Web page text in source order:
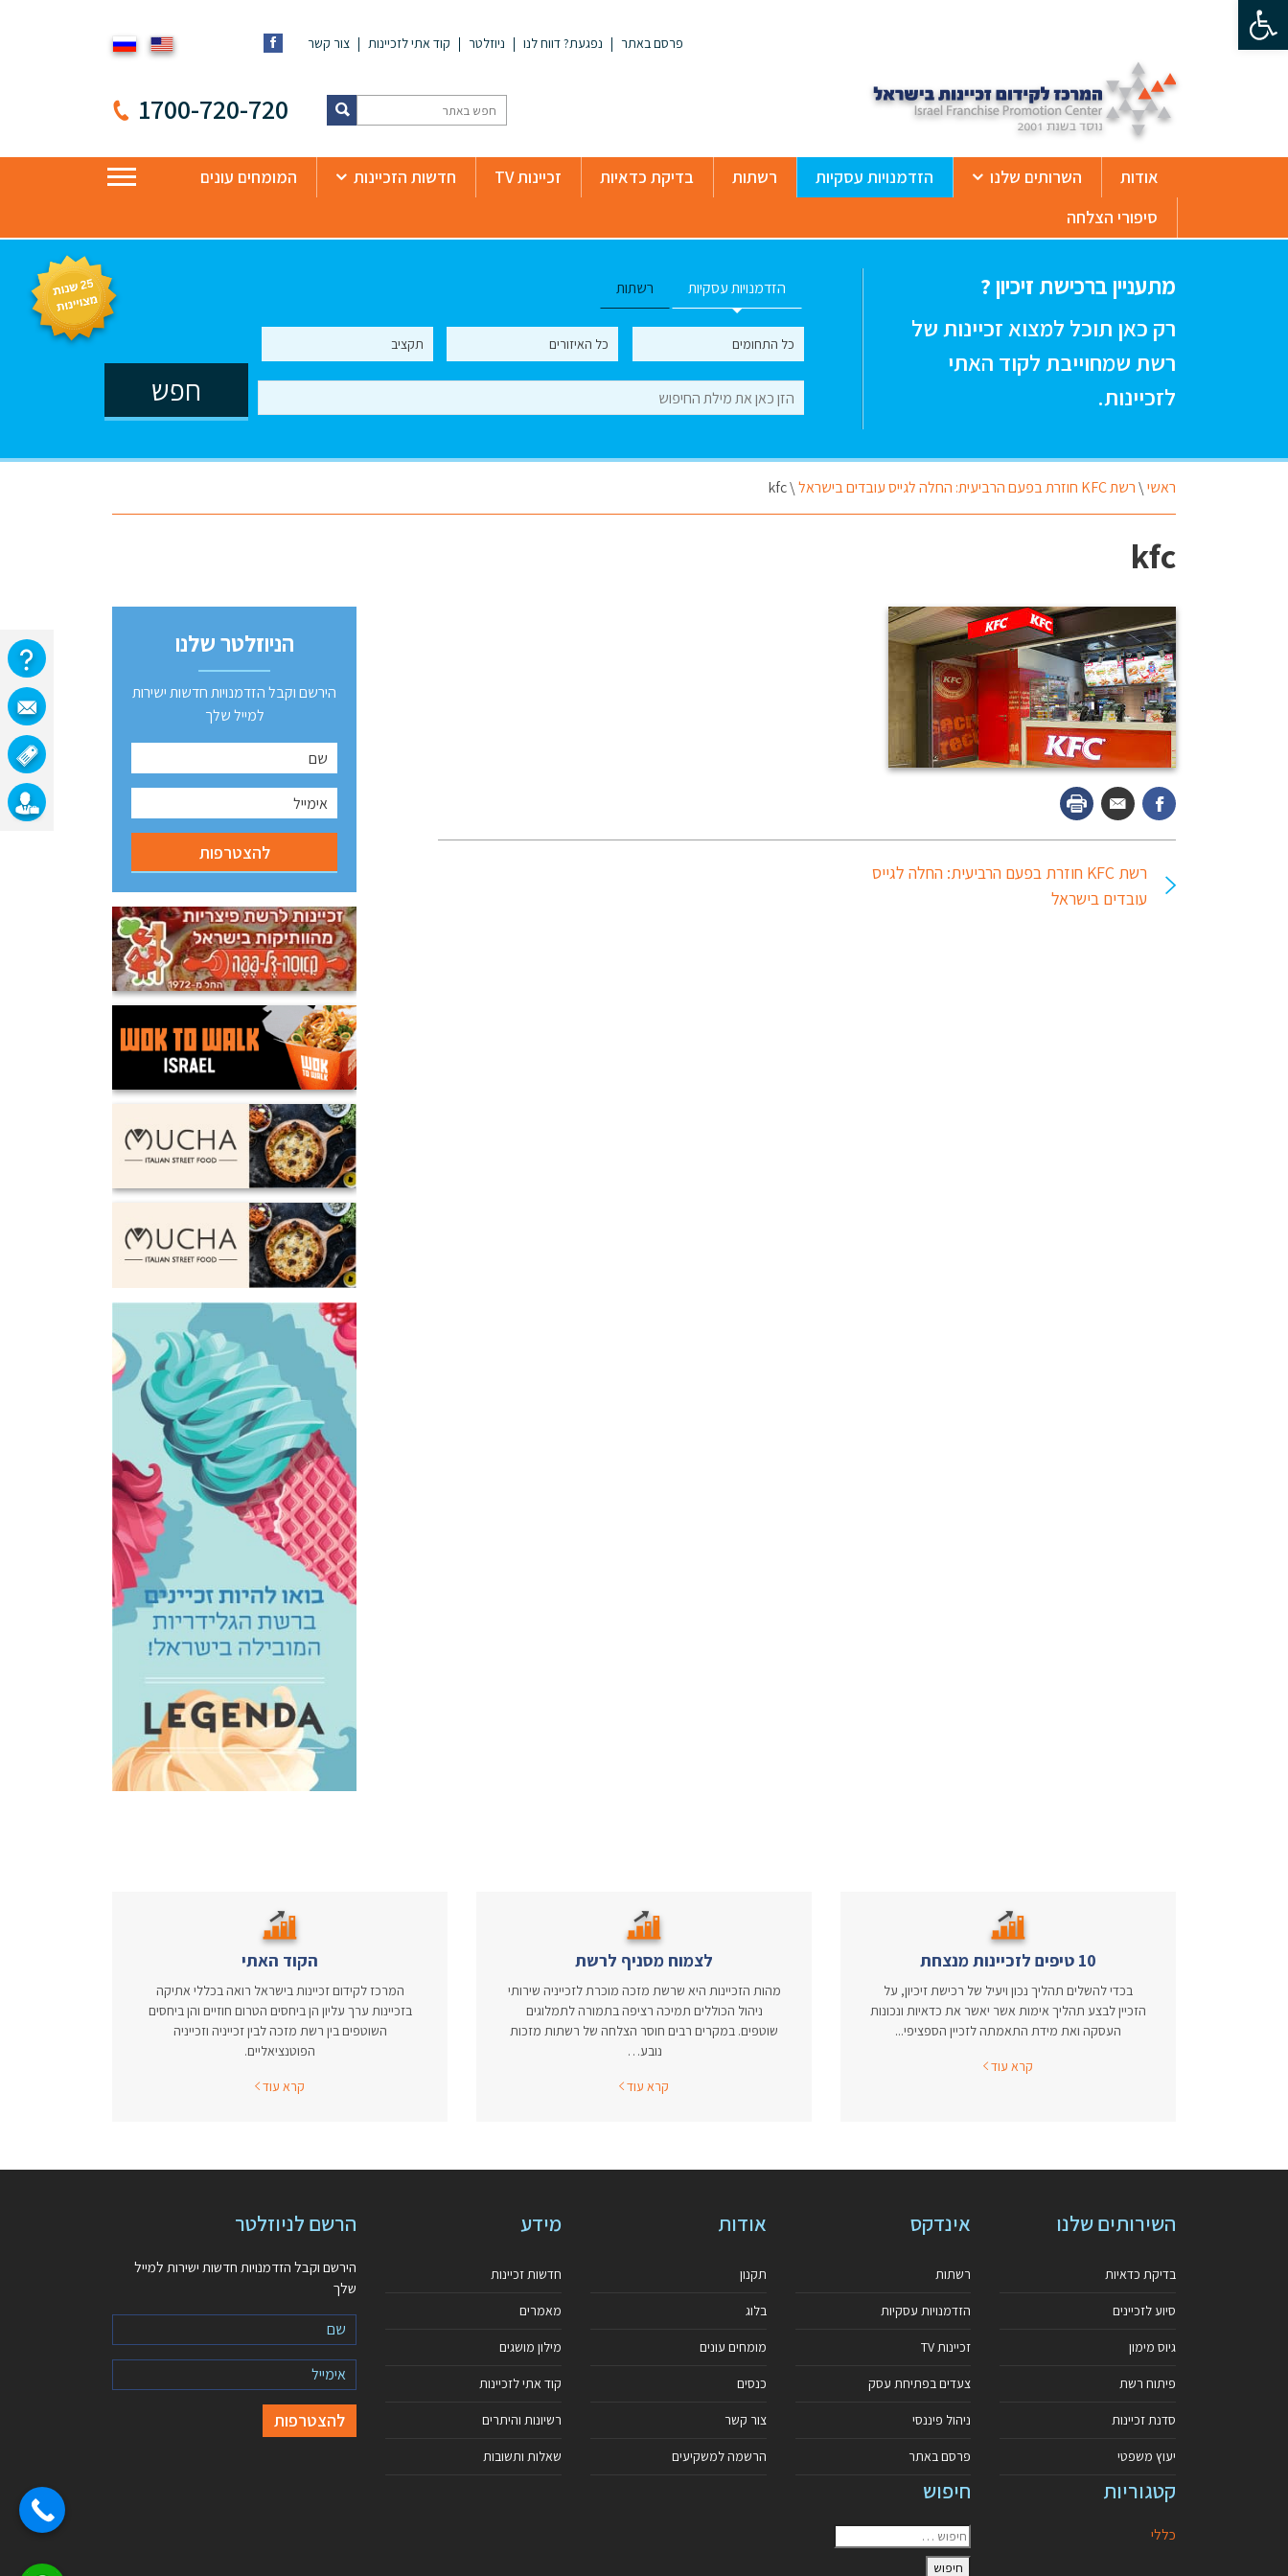
פתח סרגל נגישות
פרסם באתר נפגעת? דווח לנו ניוזלטר קוד אתי לזכיינות צור קשר
1700-720-720
אודות השרותים שלנו הזדמנויות עסקיות רשתות בדיקת כדאיות זכיינות TV חדשות הזכיינות
המומחים עונים
סיפורי הצלחה
מתעניין ברכישת זיכיון ?
רק כאן תוכל למצוא זכיינות של
רשת שמחוייבת לקוד האתי
לזכיינות.
הזדמנויות עסקיות רשתות
ראשי\רשת KFC חוזרת בפעם הרביעית: החלה לגייס עובדים בישראל \
kfc
kfc
רשת KFC חוזרת בפעם הרביעית: החלה לגייס
עובדים בישראל
הניוזלטר שלנו
הירשם וקבל הזדמנויות חדשות ישירות
למייל שלך
10 טיפים לזכיינות מנצחת
בכדי להשלים תהליך נכון ויעיל של רכישת זיכיון, על
הזכיין לבצע תהליך אימות אשר יאשר את כדאיות ונכונות
העסקה ואת מידת התאמתה לזכיין הספציפי...
קרא עוד
לצמוח מסניף לרשת
מהות הזכיינות היא שרשת מזכה מוכרת לזכייניה שירותי
ניהול הכוללים תמיכה רציפה בתמורה לתמלוגים
שוטפים. במקרים רבים חוסר הצלחה של רשתות מזכות
נובע…
קרא עוד
הקוד האתי
המרכז לקידום זכיינות בישראל רואה בכללי אתיקה
בזכיינות ערך עליון הן ביחסים הטרום חוזיים והן ביחסים
השוטפים בין רשת מזכה לבין זכייניה וזכייניה
הפוטנציאליים.
קרא עוד
השירותים שלנו
בדיקת כדאיות
סיוע לזכיינים
גיוס מימון
פיתוח רשת
סדנת זכיינות
יעוץ משפטי
אינדקס
רשתות
הזדמנויות עסקיות
זכיינות TV
צעדים בפתיחת עסק
ניהול פיננסי
פרסם באתר
אודות
תקנון
בלוג
מומחים עונים
כנסים
צור קשר
הרשמה למשקיעים
מידע
חדשות זכיינות
מאמרים
מילון מושגים
קוד אתי לזכיינות
רשיונות והיתרים
שאלות ותשובות
קטגוריות
כללי
חיפוש
הרשם לניוזלטר
הירשם וקבל הזדמנויות חדשות ישירות למייל
שלך